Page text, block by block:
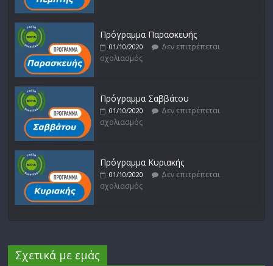
Πρόγραμμα Παρασκευής
01/10/2020
Δεν επιτρέπεται
σχολιασμός
Πρόγραμμα Σαββάτου
01/10/2020
Δεν επιτρέπεται
σχολιασμός
Πρόγραμμα Κυριακής
01/10/2020
Δεν επιτρέπεται
σχολιασμός
Σχετικά με εμάς